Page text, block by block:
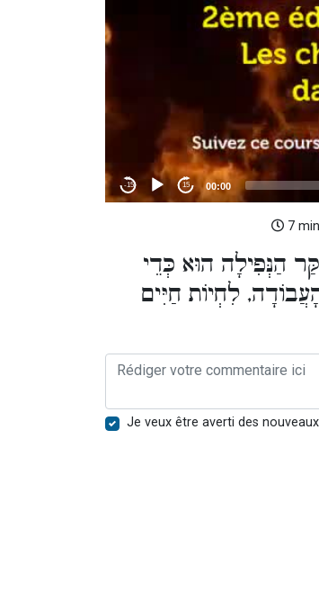
7
הַנְּפִילָה הוּא כְּדֵי
לִחְיוֹת חַיִּים
Je veux être averti des